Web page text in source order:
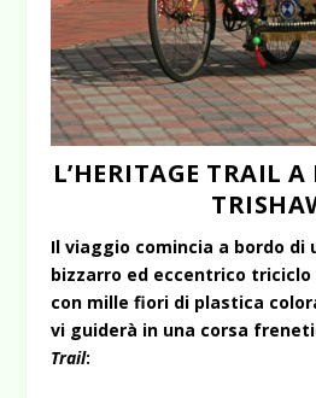
L’HERITAGE TRAIL
Il viaggio comincia a bordo di
bizzarro ed eccentrico
con mille fiori di plastica
vi guiderà in una corsa
Trail: